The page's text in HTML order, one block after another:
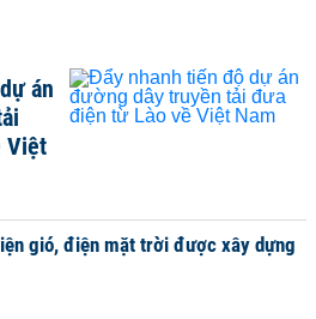
án
Việt
gió, điện mặt trời được xây dựng